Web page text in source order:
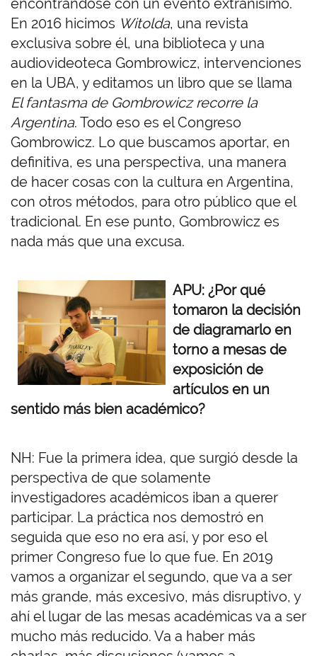
encontrándose con un evento extrañísimo.
En 2016 hicimos Witolda, una revista
exclusiva sobre él, una biblioteca y una
audiovideoteca Gombrowicz, intervenciones
en la UBA, y editamos un libro que se llama
El fantasma de Gombrowicz recorre la
Argentina. Todo eso es el Congreso
Gombrowicz. Lo que buscamos aportar, en
definitiva, es una perspectiva, una manera
de hacer cosas con la cultura en Argentina,
con otros métodos, para otro público que el
tradicional. En ese punto, Gombrowicz es
nada más que una excusa.
APU: ¿Por qué
tomaron la decisión
de diagramarlo en
torno a mesas de
exposición de
artículos en un
sentido más bien académico?
NH: Fue la primera idea, que surgió desde la
perspectiva de que solamente
investigadores académicos iban a querer
participar. La práctica nos demostró en
seguida que eso no era así, y por eso el
primer Congreso fue lo que fue. En 2019
vamos a organizar el segundo, que va a ser
más grande, más excesivo, más disruptivo, y
ahí el lugar de las mesas académicas va a ser
mucho más reducido. Va a haber más